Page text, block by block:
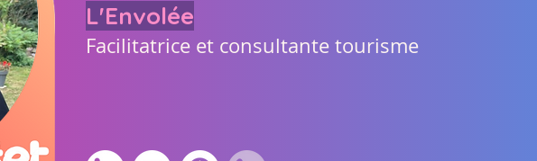
L'Envolée
Facilitatrice et consultante tourisme